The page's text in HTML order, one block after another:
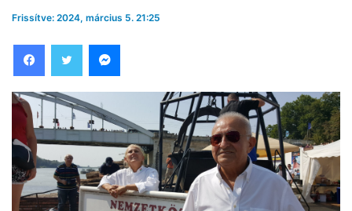
Frissítve: 2024, március 5. 21:25